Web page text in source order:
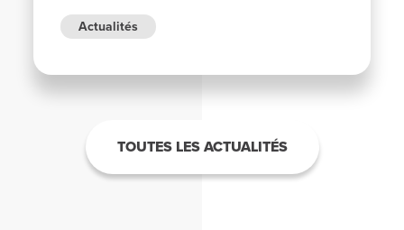
Actualités
TOUTES LES ACTUALITÉS